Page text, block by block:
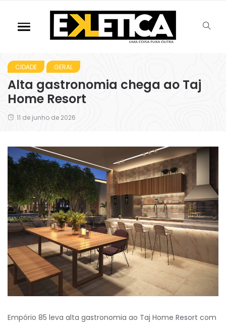
CIDADE GERAL
Alta gastronomia chega ao Taj
Home Resort
11 de junho de 2026
Empório 85 leva alta gastronomia ao Taj Home Resort com